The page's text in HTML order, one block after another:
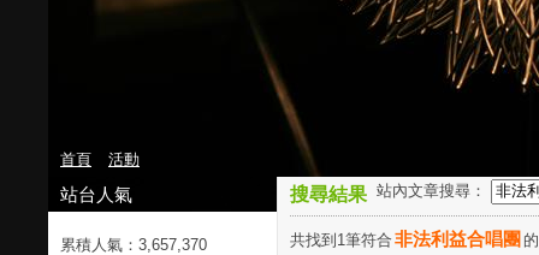
首頁 活動
搜尋結果 站內文章搜尋：
共找到1筆符合 非法利益合唱團
站台人氣
累積人氣： 3,657,370